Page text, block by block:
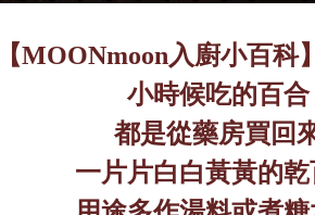
【MOONmoon入廚小百科】
小時候吃的百合
都是從藥房買回
一片片白白黃黃的